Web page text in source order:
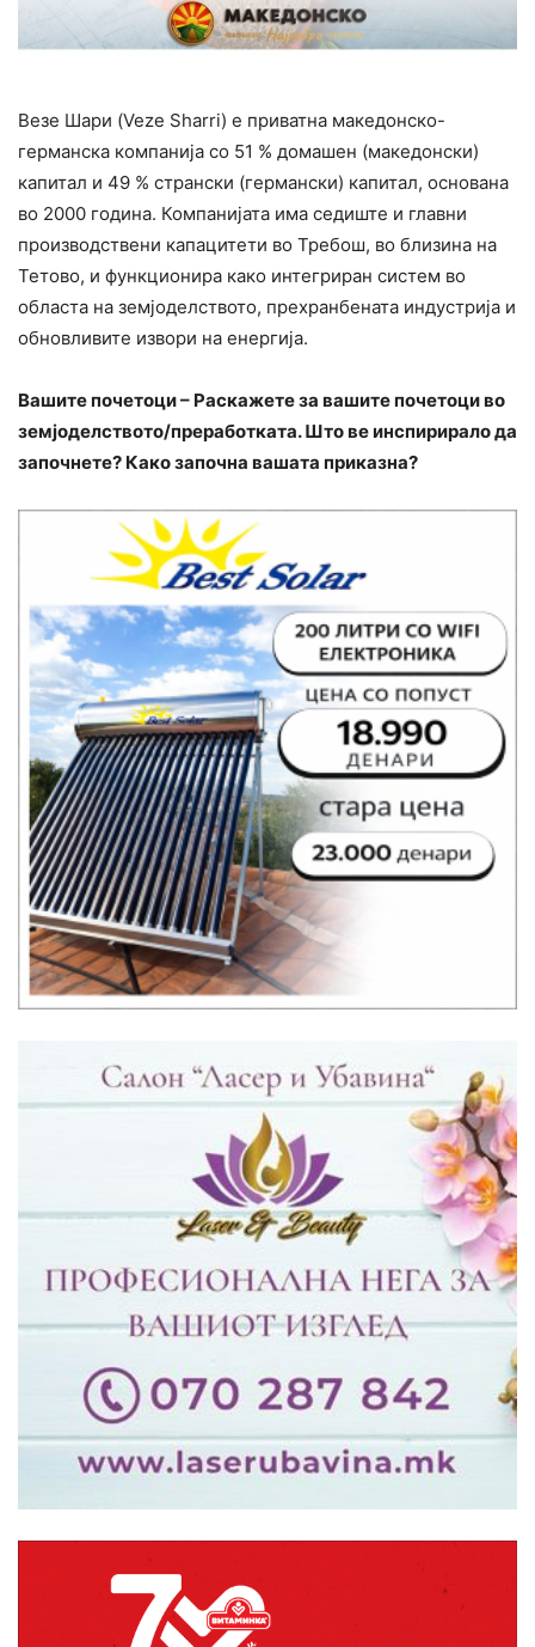
Везе Шари (Veze Sharri) е приватна македонско-
германска компанија со 51 % домашен (македонски)
капитал и 49 % странски (германски) капитал, основана
во 2000 година. Компанијата има седиште и главни
производствени капацитети во Требош, во близина на
Тетово, и функционира како интегриран систем во
областа на земјоделството, прехранбената индустрија и
обновливите извори на енергија.
Вашите почетоци – Раскажете за вашите почетоци во
земјоделството/преработката. Што ве инспирирало да
започнете? Како започна вашата приказна?